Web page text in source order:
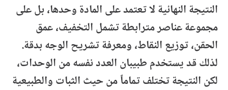
النتيجة النهائية لا تعتمد على المادة وحدها، بل على
مجموعة عناصر مترابطة تشمل التخفيف، عمق
الحقن، توزيع النقاط، ومعرفة تشريح الوجه بدقة.
لذلك قد يستخدم طبيبان العدد نفسه من الوحدات،
لكن النتيجة تختلف تماماً من حيث الثبات والطبيعية